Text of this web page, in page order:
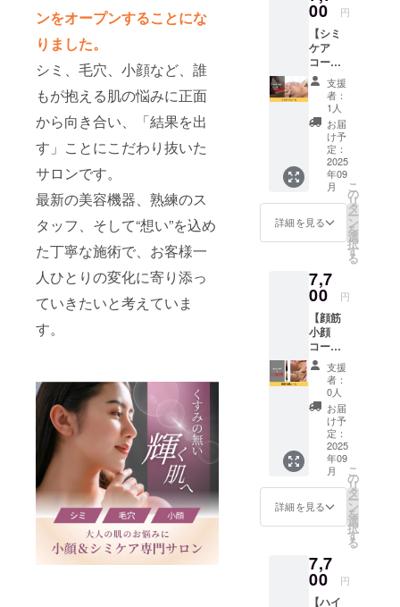
ンをオープンすることにな
りました。
シミ、毛穴、小顔など、誰
もが抱える肌の悩みに正面
から向き合い、「結果を出
す」ことにこだわり抜いた
サロンです。
最新の美容機器、熟練のス
タッフ、そして“想い”を込め
た丁寧な施術で、お客様一
人ひとりの変化に寄り添っ
ていきたいと考えていま
す。
溶かし
てお召
し上が
りくだ
さい。
全成
分：桑
の葉末
（国内
製造、
水溶性
食物繊
維、抹
茶、で
白イン
ゲン豆
シ活性
末、植
物性乳
酸菌
（殺
菌）末
（植物
性乳酸
菌、テ
キスト
ン）、
豚プラ
センタ
エキス
プラセ
ンタエ
イクロ
デキス
トリ
できま
す。 ※
掲載期
間は
2025年
9月から
1年間で
す。
お渡し
させて
いただ
きま
す。 通
常販売
価格
13,200
円を
6,000円
で提供
させて
いただ
きま
す。 シ
ミとと
すツヤ
肌メラ
ニンケ
ア高濃
度配合
の美容
液原液
で白な
る美肌
へアミ
トー
ス・
NMN・
プラセ
ンタ・
アスタ
キサン
養液・
エクソ
ソー
00 円
【シミ
ケア
コー
ス】 通
常
15,400
円のシ
ミケア
コース
を7,700
円でご
提供し
ます。
谷町四
丁目に
オープ
小顔＆
シミケ
ア専門
サロ
「Nana
ra」で
サービ
スを体
験でき
ます。
《シミ
ケア専
門店監
修機器
が特別
価格
で！美
♪》クレ
グ・泡
洗顔→
筋膜ほ
支援
者：
1人
お届
け予
定：
2025
年09
月
詳細を見る
こ
の
リ
タ
ー
ン
を
選
択
す
る
7,7
00 円
【顔筋
小顔
コー
ス】 通
常
15,400
円の顔
筋小顔
コース
を7,700
円でご
提供し
ます。
谷町四
丁目に
オープ
小顔＆
シミケ
ア専門
サロ
支援
者：
0人
お届
け予
定：
2025
年09
月
詳細を見る
こ
の
リ
タ
ー
ン
を
選
択
す
る
7,7
00 円
【ハイ